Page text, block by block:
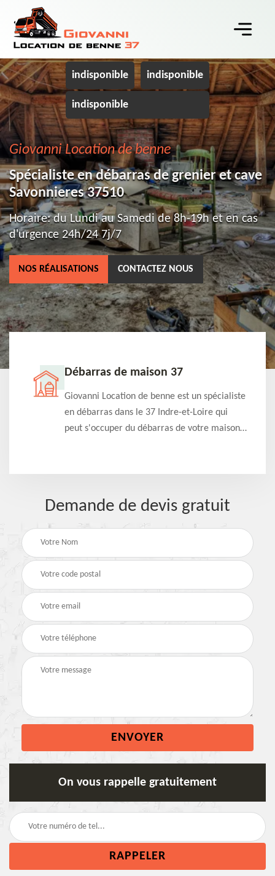
indisponible indisponible
indisponible
Giovanni Location de benne
Spécialiste en débarras de grenier et cave
Savonnieres 37510
Horaire: du Lundi au Samedi de 8h-19h et en cas
d'urgence 24h/24 7j/7
NOS RÉALISATIONS CONTACTEZ NOUS
Débarras de maison 37
Giovanni Location de benne est un spécialiste
en débarras dans le 37 Indre-et-Loire qui
peut s'occuper du débarras de votre maison
Demande de devis gratuit
On vous rappelle gratuitement